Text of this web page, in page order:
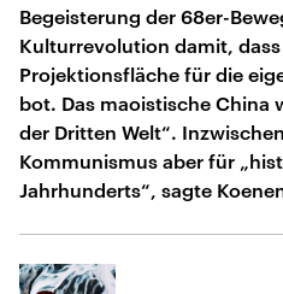
Begeisterung der 68er-
Kulturrevolution damit,
Projektionsfläche für die
bot. Das maoistische China
der Dritten Welt“.
Kommunismus aber für
Jahrhunderts“, sagte